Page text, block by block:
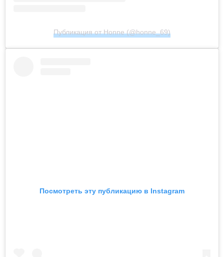
Публикация от Honne (@honne_69)
Посмотреть эту публикацию в Instagram